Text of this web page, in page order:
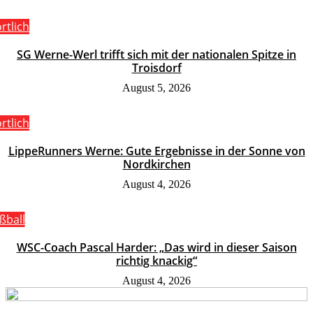
SG Werne-Werl trifft sich mit der nationalen Spitze in
Troisdorf
August 5, 2026
LippeRunners Werne: Gute Ergebnisse in der Sonne von
Nordkirchen
August 4, 2026
WSC-Coach Pascal Harder: „Das wird in dieser Saison
richtig knackig“
August 4, 2026